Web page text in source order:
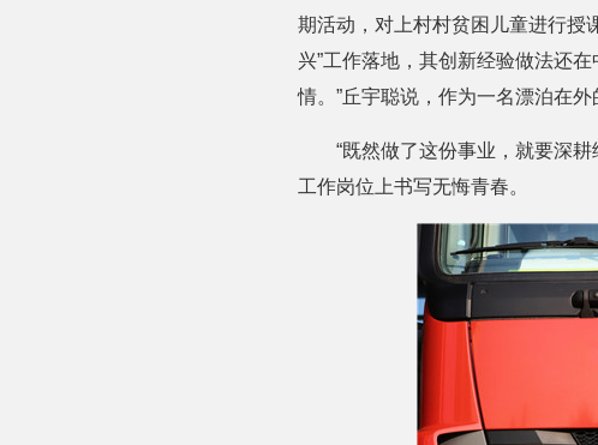
期活动，对上村村贫困儿童进行授
兴”工作落地，其创新经验做法还
情。”丘宇聪说，作为一名漂泊在
“既然做了这份事业，就要深
工作岗位上书写无悔青春。